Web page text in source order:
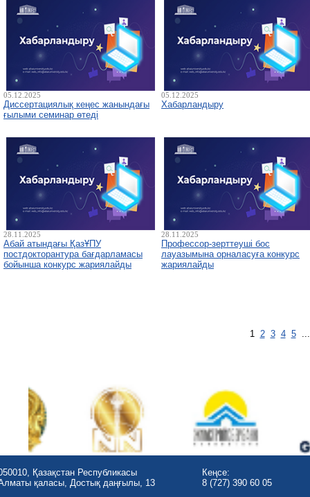
05.12.2025
Диссертациялық кеңес жанындағы
ғылыми семинар өтеді
05.12.2025
Хабарландыру
28.11.2025
Абай атындағы ҚазҰПУ
постдокторантура бағдарламасы
бойынша конкурс жариялайды
28.11.2025
Профессор-зерттеуші бос
лауазымына орналасуға конкурс
жариялайды
1 2 3 4 5
Қазақстан Республикасы
қаласы, Достық даңғылы, 13
Кеңсе:
8 (727) 390 60 05